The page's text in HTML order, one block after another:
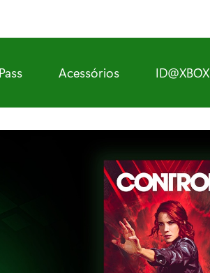
Acessórios ID@XBOX